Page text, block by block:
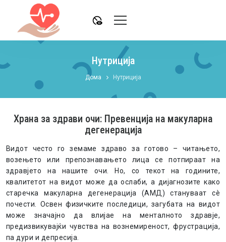
disabled_visible
Нутриција
Дома Нутриција
Храна за здрави очи: Превенција на макуларна
дегенерација
Видот често го земаме здраво за готово – читањето,
возењето или препознавањето лица се потпираат на
здравјето на нашите очи. Но, со текот на годините,
квалитетот на видот може да ослаби, а дијагнозите како
старечка макуларна дегенерација (АМД) стануваат сè
почести. Освен физичките последици, загубата на видот
може значајно да влијае на менталното здравје,
предизвикувајќи чувства на вознемиреност, фрустрација,
па дури и депресија.